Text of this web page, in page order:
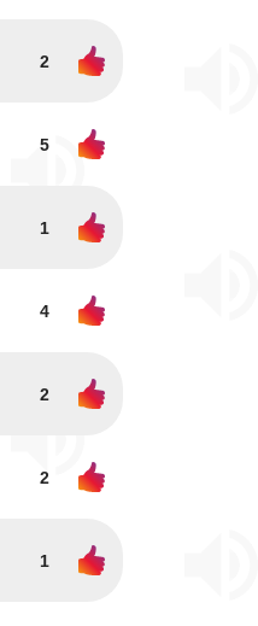
2
5
1
4
2
2
1